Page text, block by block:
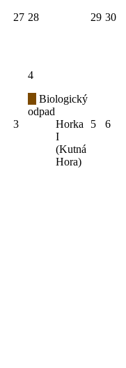
27 28 29 30
3
4
Biologický
odpad
Horka
I
(Kutná
Hora)
5 6